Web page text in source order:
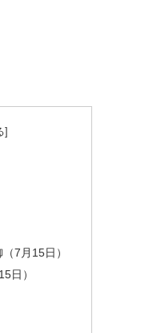
7月15日）
日）